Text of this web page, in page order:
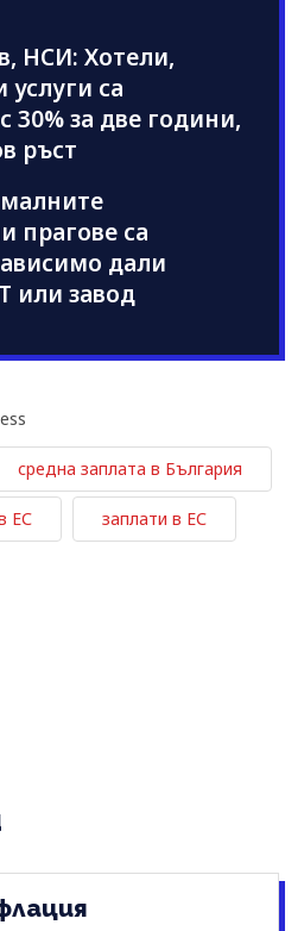
НСИ: Хотели,
услуги са
30% за две години,
ръст
прагове са
дали
или завод
средна заплата в България
ЕС заплати в ЕС